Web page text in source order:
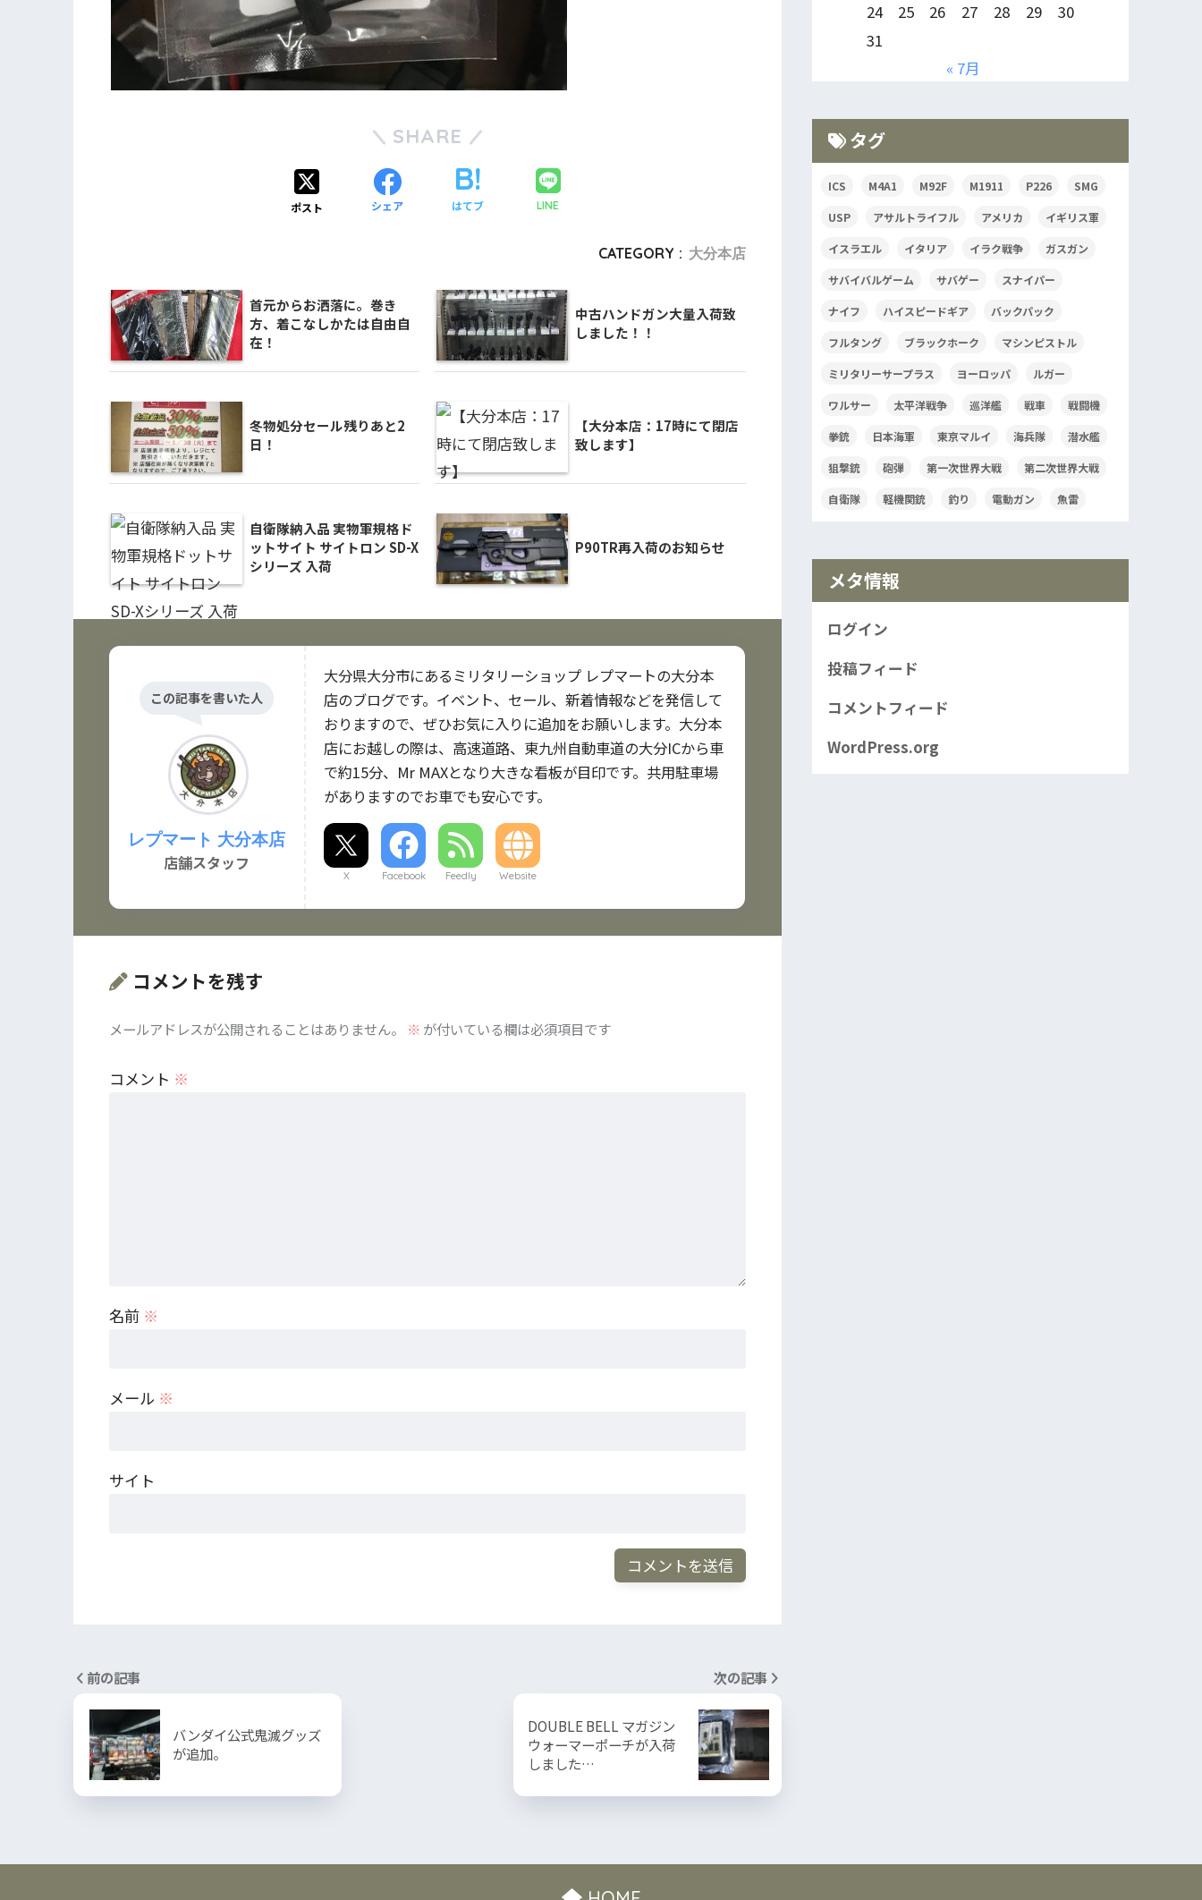
SHARE
ポスト シェア はてブ LINE
CATEGORY : 大分本店
首元からお洒落に。巻き
方、着こなしかたは自由自
在！
中古ハンドガン大量入荷致
しました！！
冬物処分セール残りあと2
日！
【大分本店：17時にて閉店
致します】
自衛隊納入品 実物軍規格ド
ットサイト サイトロン SD-X
シリーズ 入荷
P90TR再入荷のお知らせ
この記事を書いた人
レプマート 大分本店
店舗スタッフ
大分県大分市にあるミリタリーショップ レプマートの大分本
店のブログです。イベント、セール、新着情報などを発信して
おりますので、ぜひお気に入りに追加をお願いします。大分本
店にお越しの際は、高速道路、東九州自動車道の大分ICから車
で約15分、Mr MAXとなり大きな看板が目印です。共用駐車場
がありますのでお車でも安心です。
X Facebook Feedly Website
コメントを残す
メールアドレスが公開されることはありません。 ※ が付いている欄は必須項目です
コメント ※
名前 ※
メール ※
サイト
前の記事
バンダイ公式鬼滅グッズ
が追加。
次の記事
DOUBLE BELL マガジン
ウォーマーポーチが入荷
しました…
24
25 26 27 28 29
30
31
« 7月
タグ
ICS M4A1 M92F M1911 P226 SMG
USP アサルトライフル アメリカ イギリス軍
イスラエル イタリア イラク戦争 ガスガン
サバイバルゲーム サバゲー スナイパー
ナイフ ハイスピードギア バックパック
フルタング ブラックホーク マシンピストル
ミリタリーサープラス ヨーロッパ ルガー
ワルサー 太平洋戦争 巡洋艦 戦車 戦闘機
拳銃 日本海軍 東京マルイ 海兵隊 潜水艦
狙撃銃 砲弾 第一次世界大戦 第二次世界大戦
自衛隊 軽機関銃 釣り 電動ガン 魚雷
メタ情報
ログイン
投稿フィード
コメントフィード
WordPress.org